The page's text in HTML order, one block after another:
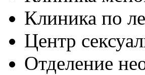
Клиника по
Центр
Отделение